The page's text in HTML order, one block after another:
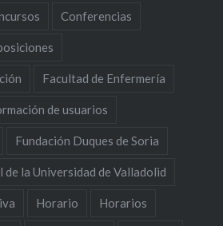
Conferencias
Facultad de Enfermería
de usuarios
Fundación Duques de Soria
de la Universidad de Valladolid
Horario Horarios